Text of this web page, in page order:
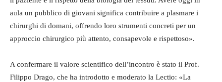
aula un pubblico di giovani significa contribuire a plasmare i
chirurghi di domani, offrendo loro strumenti concreti per un
approccio chirurgico più attento, consapevole e rispettoso».
A confermare il valore scientifico dell’incontro è stato il Prof.
Filippo Drago, che ha introdotto e moderato la Lectio: «La